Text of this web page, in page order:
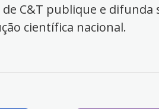
C&T publique e
científica nacional.